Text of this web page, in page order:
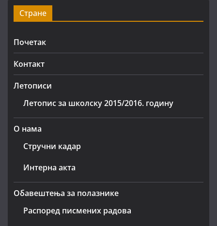
Стране
Почетак
Контакт
Летописи
Летопис за школску 2015/2016. годину
О нама
Стручни кадар
Интерна акта
Обавештења за полазнике
Распоред писмених радова